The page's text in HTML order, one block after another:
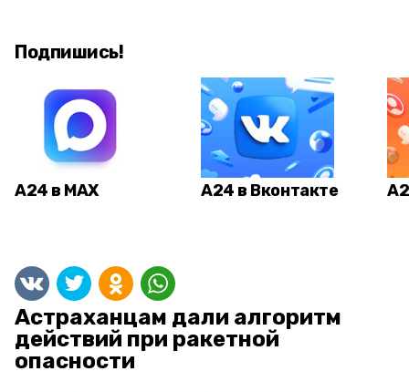
Подпишись!
А24 в MAX А24 в Вконтакте
Астраханцам дали алгоритм
действий при ракетной
опасности